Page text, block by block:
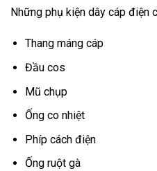
Những phụ kiện dây cáp điện
Thang máng cáp
Đầu cos
Mũ chụp
Ống co nhiệt
Phíp cách điện
Ống ruột gà